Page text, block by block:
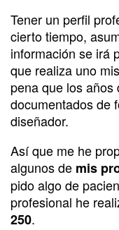
Tener un perfil
cierto tiempo,
información se irá
que realiza uno
pena que los años
documentados de
diseñador.
Así que me he
algunos de mis
pido algo de
profesional he
250.